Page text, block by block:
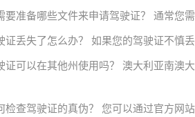
要准备哪些文件来申请驾驶证？ 通常您
证丢失了怎么办？ 如果您的驾驶证不慎
证可以在其他州使用吗？ 澳大利亚南澳
检查驾驶证的真伪？ 您可以通过官方网